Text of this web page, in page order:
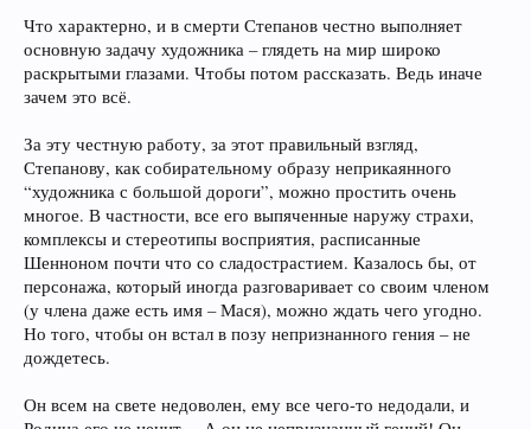
Что характерно, и в смерти Степанов честно выполняет
основную задачу художника – глядеть на мир широко
раскрытыми глазами. Чтобы потом рассказать. Ведь иначе
зачем это всё.
За эту честную работу, за этот правильный взгляд,
Степанову, как собирательному образу неприкаянного
“художника с большой дороги”, можно простить очень
многое. В частности, все его выпяченные наружу страхи,
комплексы и стереотипы восприятия, расписанные
Шенноном почти что со сладострастием. Казалось бы, от
персонажа, который иногда разговаривает со своим членом
(у члена даже есть имя – Мася), можно ждать чего угодно.
Но того, чтобы он встал в позу непризнанного гения – не
дождетесь.
Он всем на свете недоволен, ему все чего-то недодали, и